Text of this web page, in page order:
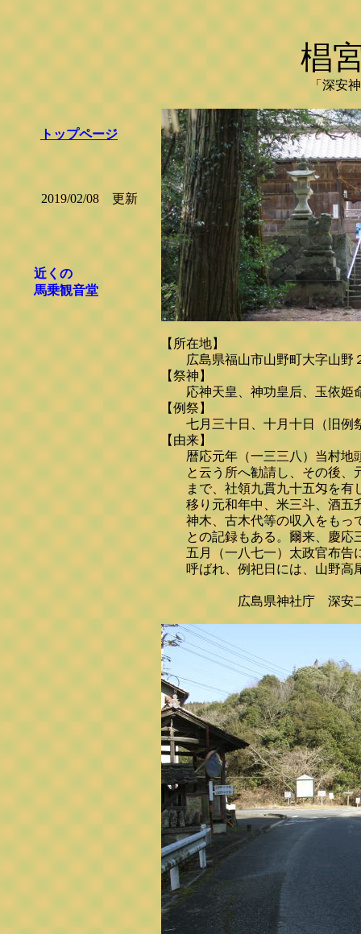
椙
「深安
トップページ
2019/02/08 更新
【所在地】
広島県福山市山野町大字山野
【祭神】
応神天皇、神功皇后、玉依姫
【例祭】
七月三十日、十月十日（旧例
【由来】
暦応元年（一三三八）当村地頭
と云う所へ勧請し、その後、元
まで、社領九貫九十五匁を有し
移り元和年中、米三斗、酒五升
神木、古木代等の収入をもって
との記録もある。爾来、慶応三
五月（一八七一）太政官布告に
呼ばれ、例祀日には、山野高
広島県神社庁 深安二十六
近くの
馬乗観音堂